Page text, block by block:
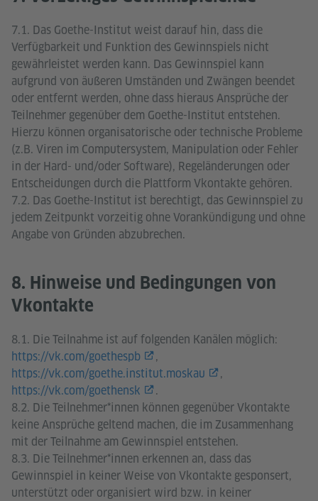
7.1. Das Goethe-Institut weist darauf hin, dass die
Verfügbarkeit und Funktion des Gewinnspiels nicht
gewährleistet werden kann. Das Gewinnspiel kann
aufgrund von äußeren Umständen und Zwängen beendet
oder entfernt werden, ohne dass hieraus Ansprüche der
Teilnehmer gegenüber dem Goethe-Institut entstehen.
Hierzu können organisatorische oder technische Probleme
(z.B. Viren im Computersystem, Manipulation oder Fehler
in der Hard- und/oder Software), Regeländerungen oder
Entscheidungen durch die Plattform Vkontakte gehören.
7.2. Das Goethe-Institut ist berechtigt, das Gewinnspiel zu
jedem Zeitpunkt vorzeitig ohne Vorankündigung und ohne
Angabe von Gründen abzubrechen.
8. Hinweise und Bedingungen von
Vkontakte
8.1. Die Teilnahme ist auf folgenden Kanälen möglich:
https://vk.com/goethespb
,
https://vk.com/goethe.institut.moskau
,
https://vk.com/goethensk
.
8.2. Die Teilnehmer*innen können gegenüber Vkontakte
keine Ansprüche geltend machen, die im Zusammenhang
mit der Teilnahme am Gewinnspiel entstehen.
8.3. Die Teilnehmer*innen erkennen an, dass das
Gewinnspiel in keiner Weise von Vkontakte gesponsert,
unterstützt oder organisiert wird bzw. in keiner